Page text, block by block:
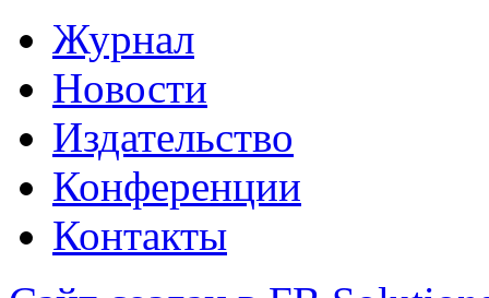
Журнал
Новости
Издательство
Конференции
Контакты